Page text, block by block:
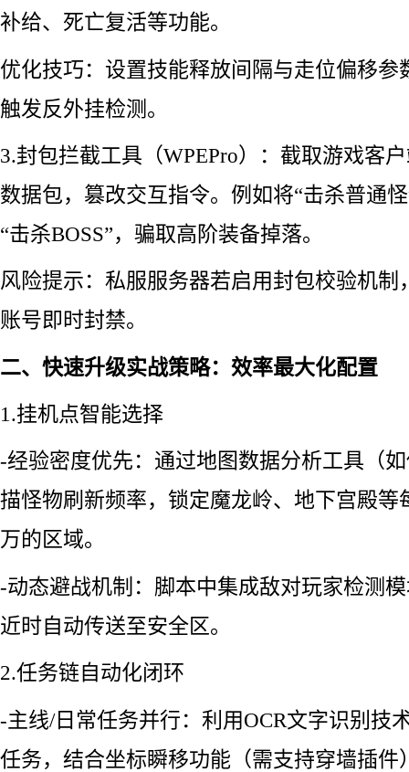
补给、死亡复活等功能。
优化技巧：设置技能释放间隔与走位偏移参
触发反外挂检测。
3.封包拦截工具（WPEPro）：截取游戏客
数据包，篡改交互指令。例如将“击杀普通
“击杀BOSS”，骗取高阶装备掉落。
风险提示：私服服务器若启用封包校验机制
账号即时封禁。
二、快速升级实战策略：效率最大化配置
1.挂机点智能选择
-经验密度优先：通过地图数据分析工具（
描怪物刷新频率，锁定魔龙岭、地下宫殿等
万的区域。
-动态避战机制：脚本中集成敌对玩家检测
近时自动传送至安全区。
2.任务链自动化闭环
-主线/日常任务并行：利用OCR文字识别技
任务，结合坐标瞬移功能（需支持穿墙插件